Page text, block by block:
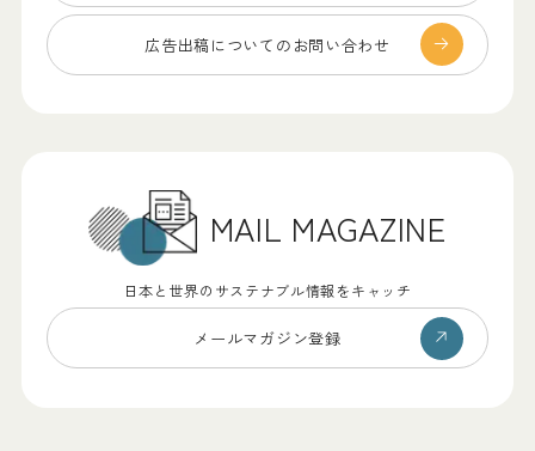
広告出稿についての お問い合わせ
MAIL MAGAZINE
日本と世界のサステナブル情報をキャッチ
メールマガジン登録